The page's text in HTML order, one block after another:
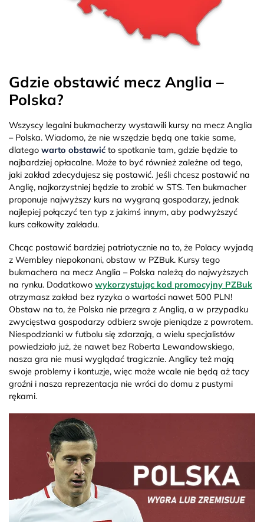
Gdzie obstawić mecz Anglia –
Polska?
Wszyscy legalni bukmacherzy wystawili kursy na mecz Anglia
– Polska. Wiadomo, że nie wszędzie będą one takie same,
dlatego warto obstawić to spotkanie tam, gdzie będzie to
najbardziej opłacalne. Może to być również zależne od tego,
jaki zakład zdecydujesz się postawić. Jeśli chcesz postawić na
Anglię, najkorzystniej będzie to zrobić w STS. Ten bukmacher
proponuje najwyższy kurs na wygraną gospodarzy, jednak
najlepiej połączyć ten typ z jakimś innym, aby podwyższyć
kurs całkowity zakładu.
Chcąc postawić bardziej patriotycznie na to, że Polacy wyjadą
z Wembley niepokonani, obstaw w PZBuk. Kursy tego
bukmachera na mecz Anglia – Polska należą do najwyższych
na rynku. Dodatkowo wykorzystując kod promocyjny PZBuk
otrzymasz zakład bez ryzyka o wartości nawet 500 PLN!
Obstaw na to, że Polska nie przegra z Anglią, a w przypadku
zwycięstwa gospodarzy odbierz swoje pieniądze z powrotem.
Niespodzianki w futbolu się zdarzają, a wielu specjalistów
powiedziało już, że nawet bez Roberta Lewandowskiego,
nasza gra nie musi wyglądać tragicznie. Anglicy też mają
swoje problemy i kontuzje, więc może wcale nie będą aż tacy
groźni i nasza reprezentacja nie wróci do domu z pustymi
rękami.